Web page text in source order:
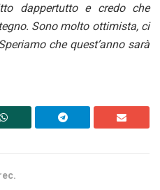
dappertutto e credo che
Sono molto ottimista, ci
che quest’anno sarà